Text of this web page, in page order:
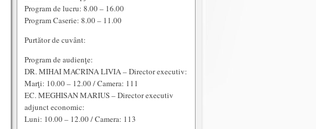
Program de lucru: 8.00 – 16.00
Program Caserie: 8.00 – 11.00
Purtător de cuvânt:
Program de audienţe:
DR. MIHAI MACRINA LIVIA – Director executiv:
Marţi: 10.00 – 12.00 / Camera: 111
EC. MEGHISAN MARIUS – Director executiv
adjunct economic:
Luni: 10.00 – 12.00 / Camera: 113